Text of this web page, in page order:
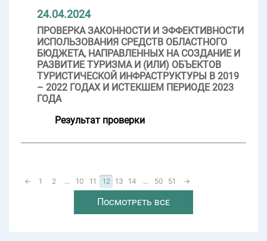
24.04.2024
ПРОВЕРКА ЗАКОННОСТИ И ЭФФЕКТИВНОСТИ
ИСПОЛЬЗОВАНИЯ СРЕДСТВ ОБЛАСТНОГО
БЮДЖЕТА, НАПРАВЛЕННЫХ НА СОЗДАНИЕ И
РАЗВИТИЕ ТУРИЗМА И (ИЛИ) ОБЪЕКТОВ
ТУРИСТИЧЕСКОЙ ИНФРАСТРУКТУРЫ В 2019
– 2022 ГОДАХ И ИСТЕКШЕМ ПЕРИОДЕ 2023
ГОДА
Результат проверки
← 1 2 ... 10 11 12 13 14 ... 50 51 →
Посмотреть все